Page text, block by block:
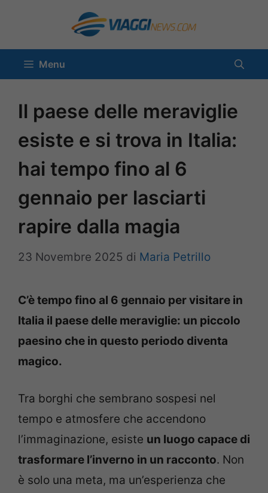
contenuto
Menu
Il paese delle meraviglie
esiste e si trova in Italia:
hai tempo fino al 6
gennaio per lasciarti
rapire dalla magia
23 Novembre 2025 di Maria Petrillo
C’è tempo fino al 6 gennaio per visitare in
Italia il paese delle meraviglie: un piccolo
paesino che in questo periodo diventa
magico.
Tra borghi che sembrano sospesi nel
tempo e atmosfere che accendono
l’immaginazione, esiste un luogo capace di
trasformare l’inverno in un racconto. Non
è solo una meta, ma un’esperienza che